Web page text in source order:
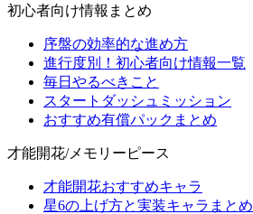
初心者向け情報まとめ
序盤の効率的な進め方
進行度別！初心者向け情報一覧
毎日やるべきこと
スタートダッシュミッション
おすすめ有償パックまとめ
才能開花/メモリーピース
才能開花おすすめキャラ
星6の上げ方と実装キャラまとめ